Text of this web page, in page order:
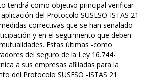
tendrá como objetivo principal verificar
del Protocolo SUSESO-ISTAS 21
correctivas que se han señalado
y en el seguimiento que deben
Estas últimas -como
del seguro de la Ley 16.744-
a sus empresas afiliadas para la
del Protocolo SUSESO -ISTAS 21.